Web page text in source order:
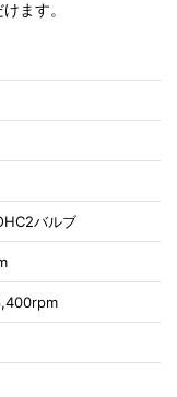
ます。
バルブ